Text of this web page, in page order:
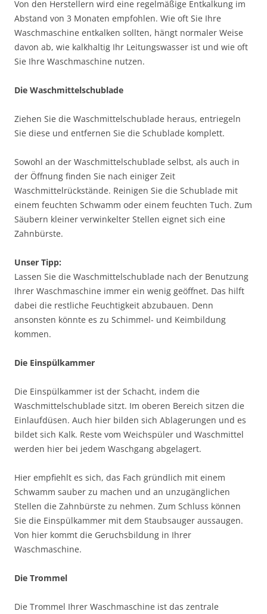
Von den Herstellern wird eine regelmäßige Entkalkung im
Abstand von 3 Monaten empfohlen. Wie oft Sie Ihre
Waschmaschine entkalken sollten, hängt normaler Weise
davon ab, wie kalkhaltig Ihr Leitungswasser ist und wie oft
Sie Ihre Waschmaschine nutzen.
Die Waschmittelschublade
Ziehen Sie die Waschmittelschublade heraus, entriegeln
Sie diese und entfernen Sie die Schublade komplett.
Sowohl an der Waschmittelschublade selbst, als auch in
der Öffnung finden Sie nach einiger Zeit
Waschmittelrückstände. Reinigen Sie die Schublade mit
einem feuchten Schwamm oder einem feuchten Tuch. Zum
Säubern kleiner verwinkelter Stellen eignet sich eine
Zahnbürste.
Unser Tipp:
Lassen Sie die Waschmittelschublade nach der Benutzung
Ihrer Waschmaschine immer ein wenig geöffnet. Das hilft
dabei die restliche Feuchtigkeit abzubauen. Denn
ansonsten könnte es zu Schimmel- und Keimbildung
kommen.
Die Einspülkammer
Die Einspülkammer ist der Schacht, indem die
Waschmittelschublade sitzt. Im oberen Bereich sitzen die
Einlaufdüsen. Auch hier bilden sich Ablagerungen und es
bildet sich Kalk. Reste vom Weichspüler und Waschmittel
werden hier bei jedem Waschgang abgelagert.
Hier empfiehlt es sich, das Fach gründlich mit einem
Schwamm sauber zu machen und an unzugänglichen
Stellen die Zahnbürste zu nehmen. Zum Schluss können
Sie die Einspülkammer mit dem Staubsauger aussaugen.
Von hier kommt die Geruchsbildung in Ihrer
Waschmaschine.
Die Trommel
Die Trommel Ihrer Waschmaschine ist das zentrale